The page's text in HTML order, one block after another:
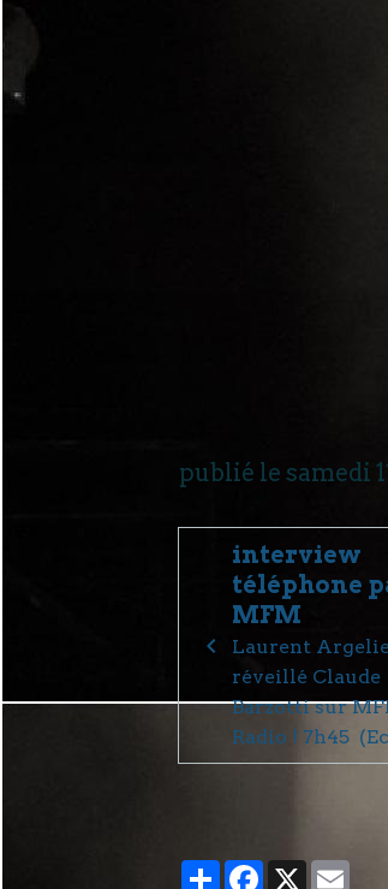
publié le samedi
interview
téléphone
MFM
Laurent
réveillé Claude
Barzotti sur
Radio ! 7h45
Partager
Facebook
X